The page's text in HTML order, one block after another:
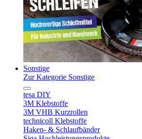
Sonstige
Zur Kategorie Sonstige
tesa DIY
3M Klebstoffe
3M VHB Kurzrollen
technicoll Klebstoffe
Haken- & Schlaufbänder